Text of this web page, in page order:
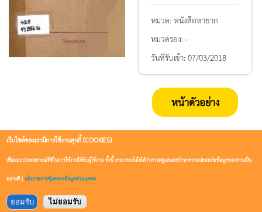
หมวด:หนังสือหายาก
หมวดรอง:-
วันที่รับเข้า:07/03/2018
หน้าตัวอย่าง
เว็บไซต์ของเรามีการใช้งานคุกกี้ (COOKIES)
เพื่อมอบประสบการณ์ที่ดีในการใช้งานให้กับผู้ใช้งาน ทั้งนี้ สามารถมั่นใจได้ว่าเราจะดูแลและรักษาความปลอดภัยข้อมูลของท่านเป็น
อย่างดี |นโยบายการคุ้มครองข้อมูลส่วนบุคคล
ยอมรับ ไม่ยอมรับ